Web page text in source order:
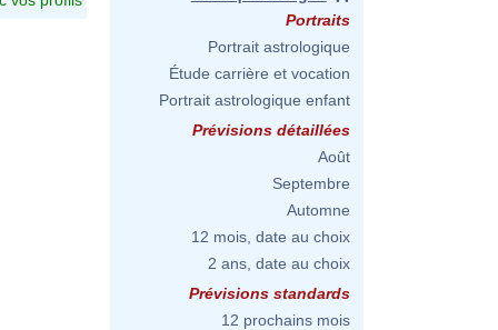
Portraits
Portrait astrologique
Étude carrière et vocation
Portrait astrologique enfant
Prévisions détaillées
Août
Septembre
Automne
12 mois, date au choix
2 ans, date au choix
Prévisions standards
12 prochains mois